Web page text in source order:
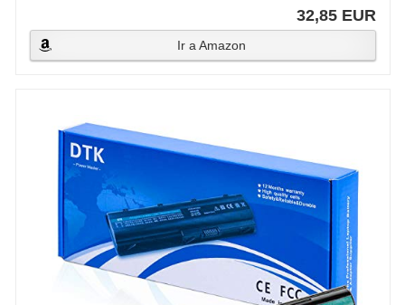
32,85 EUR
Ir a Amazon